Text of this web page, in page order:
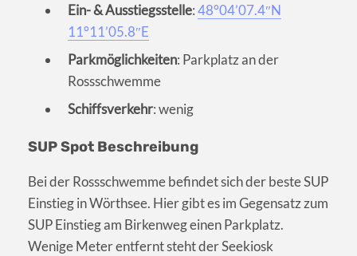
Ein- & Ausstiegsstelle:48°04’07.4″N
11°11’05.8″E
Parkmöglichkeiten: Parkplatz an der
Rossschwemme
Schiffsverkehr: wenig
SUP Spot Beschreibung
Bei der Rossschwemme befindet sich der beste SUP
Einstieg in Wörthsee. Hier gibt es im Gegensatz zum
SUP Einstieg am Birkenweg einen Parkplatz.
Wenige Meter entfernt steht der Seekiosk